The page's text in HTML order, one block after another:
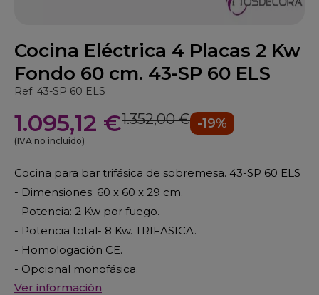
Cocina Eléctrica 4 Placas 2 Kw
Fondo 60 cm. 43-SP 60 ELS
Ref: 43-SP 60 ELS
1.095,12 €1.352,00 € -19%
(IVA no incluido)
Cocina para bar trifásica de sobremesa. 43-SP 60 ELS
- Dimensiones: 60 x 60 x 29 cm.
- Potencia: 2 Kw por fuego.
- Potencia total- 8 Kw. TRIFASICA.
- Homologación CE.
- Opcional monofásica.
Ver información